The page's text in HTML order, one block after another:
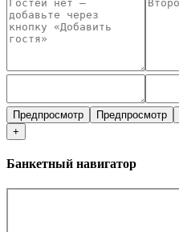
Предпросмотр Предпросмотр
+
Банкетный навигатор